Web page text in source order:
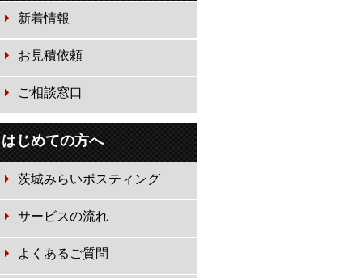
新着情報
お見積依頼
ご相談窓口
はじめての方へ
茨城みらいポスティング
サービスの流れ
よくあるご質問